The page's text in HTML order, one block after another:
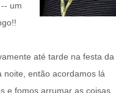
um
até tarde na festa da
noite, então acordamos lá
e fomos arrumar as coisas